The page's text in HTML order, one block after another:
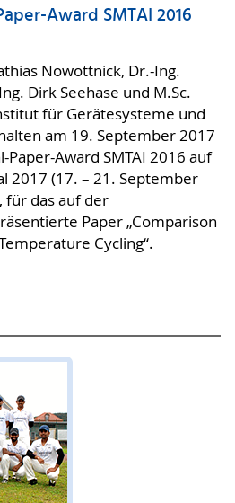
Award SMTAI 2016
Nowottnick, Dr.-Ing.
Dirk Seehase und M.Sc.
für Gerätesysteme und
am 19. September 2017
Award SMTAI 2016 auf
2017 (17. – 21. September
für das auf der
Paper „Comparison
Cycling“.